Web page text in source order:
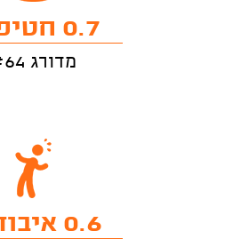
0.7 חטיפות
מדורג #64
0.6 איבודים